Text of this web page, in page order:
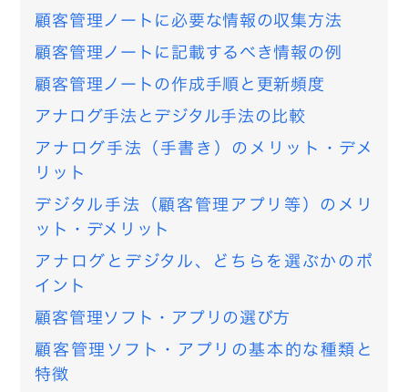
顧客管理ノートに必要な情報の収集方法
顧客管理ノートに記載するべき情報の例
顧客管理ノートの作成手順と更新頻度
アナログ手法とデジタル手法の比較
アナログ手法（手書き）のメリット・デメ
リット
デジタル手法（顧客管理アプリ等）のメリ
ット・デメリット
アナログとデジタル、どちらを選ぶかのポ
イント
顧客管理ソフト・アプリの選び方
顧客管理ソフト・アプリの基本的な種類と
特徴